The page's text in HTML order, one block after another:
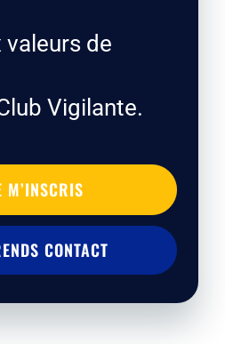
valeurs de
Vigilante.
M’INSCRIS
CONTACT